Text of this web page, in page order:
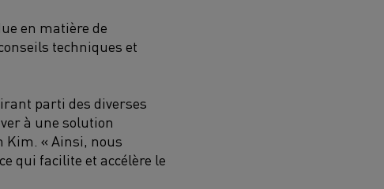
en matière de
techniques et
parti des diverses
à une solution
Kim. « Ainsi, nous
qui facilite et accélère le